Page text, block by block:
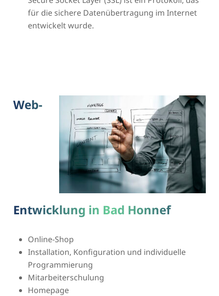
für die sichere Datenübertragung im Internet
entwickelt wurde.
Web-
Entwicklung in Bad Honnef
Online-Shop
Installation, Konfiguration und individuelle
Programmierung
Mitarbeiterschulung
Homepage